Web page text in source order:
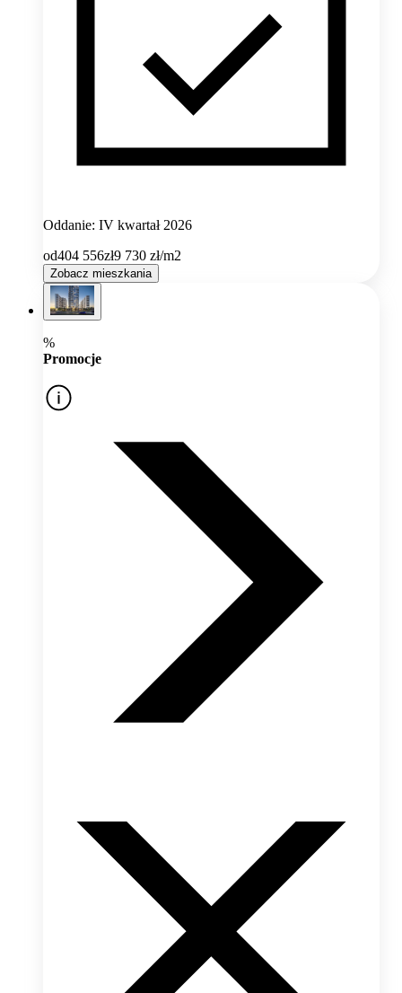
Oddanie: IV kwartał 2026
od404 556zł9 730 zł/m2
Zobacz mieszkania
%
Promocje